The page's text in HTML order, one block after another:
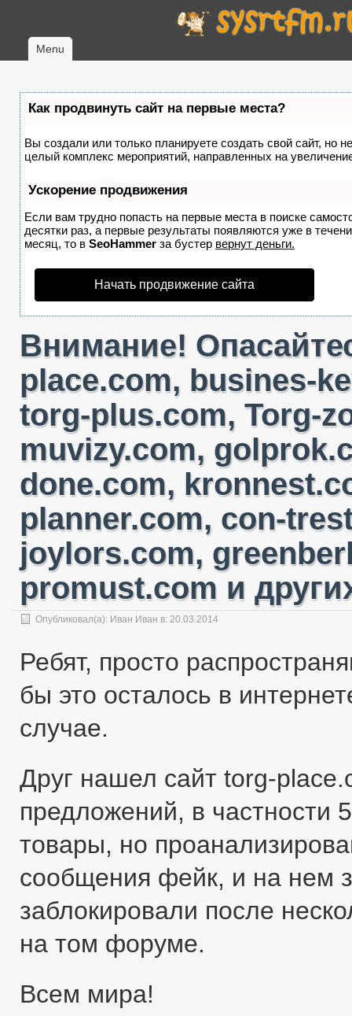
Menu
Как продвинуть сайт на первые места?
Вы создали или только планируете создать свой сайт, но
целый комплекс мероприятий, направленных на
Ускорение продвижения
Если вам трудно попасть на первые места в поиске
десятки раз, а первые результаты появляются уже в
месяц, то в SeoHammer за бустер вернут деньги.
Начать продвижение сайта
Внимание!
place.com, busines-
torg-plus.com, Torg-
muvizy.com,
done.com,
planner.com, con-
joylors.com,
promust.com и
Опубликовал(а): Иван Иван в: 20.03.2014
Ребят, просто
бы это осталось в
случае.
Друг нашел сайт torg-
предложений, в частности
товары, но
сообщения фейк, и на нем
заблокировали после
на том форуме.
Всем мира!